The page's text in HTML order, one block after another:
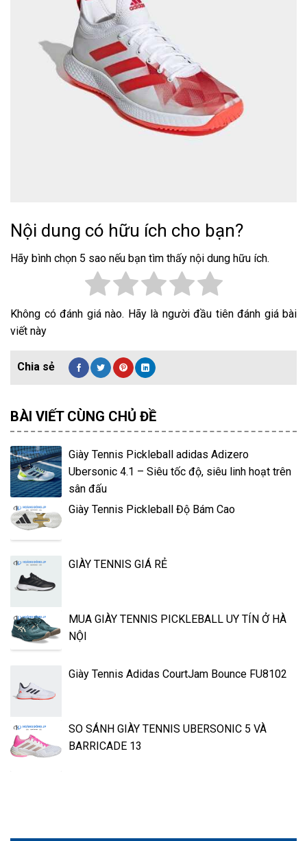
Nội dung có hữu ích cho bạn?
Hãy bình chọn 5 sao nếu bạn tìm thấy nội dung hữu ích.
Không có đánh giá nào. Hãy là người đầu tiên đánh giá bài
viết này
BÀI VIẾT CÙNG CHỦ ĐỀ
Giày Tennis Pickleball adidas Adizero
Ubersonic 4.1 – Siêu tốc độ, siêu linh hoạt trên
sân đấu
Giày Tennis Pickleball Độ Bám Cao
GIÀY TENNIS GIÁ RẺ
MUA GIÀY TENNIS PICKLEBALL UY TÍN Ở HÀ
NỘI
Giày Tennis Adidas CourtJam Bounce FU8102
SO SÁNH GIÀY TENNIS UBERSONIC 5 VÀ
BARRICADE 13